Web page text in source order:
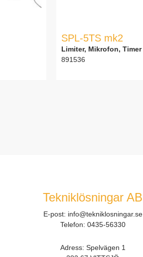
SPL-5TS mk2
Limiter, Mikrofon, Timer
891536
Tekniklösningar AB
E-post: info@tekniklosningar.se
Telefon: 0435-56330
Adress: Spelvägen 1